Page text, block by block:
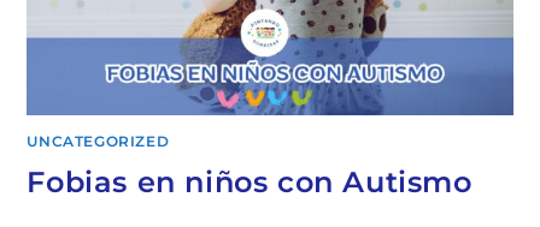
UNCATEGORIZED
Fobias en niños con Autismo